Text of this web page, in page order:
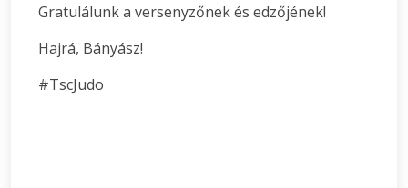
Gratulálunk a versenyzőnek és edzőjének!
Hajrá, Bányász!
#TscJudo